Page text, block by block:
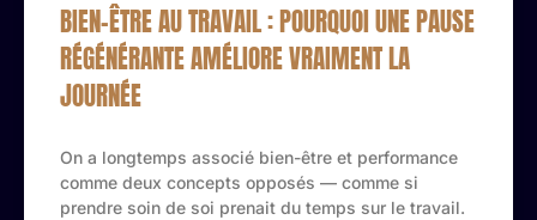
BIEN-ÊTRE AU TRAVAIL : POURQUOI UNE PAUSE
RÉGÉNÉRANTE AMÉLIORE VRAIMENT LA
JOURNÉE
On a longtemps associé bien-être et performance
comme deux concepts opposés — comme si
prendre soin de soi prenait du temps sur le travail.